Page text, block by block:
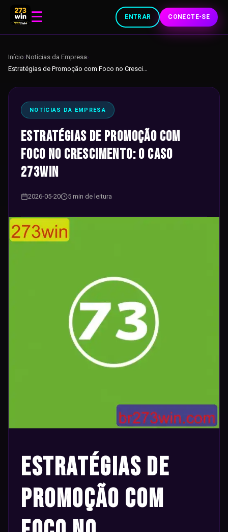
☰ ENTRAR CONECTE-SE
Início›Notícias da Empresa›
Estratégias de Promoção com Foco no Crescimento: O Caso 273win
NOTÍCIAS DA EMPRESA
Estratégias de Promoção com
Foco no Crescimento: O Caso
273win
2026-05-20 5 min de leitura
Estratégias de
Promoção com